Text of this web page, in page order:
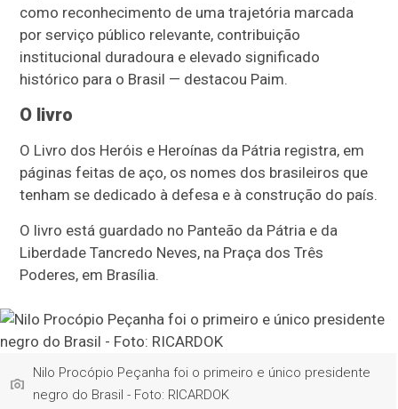
como reconhecimento de uma trajetória marcada
por serviço público relevante, contribuição
institucional duradoura e elevado significado
histórico para o Brasil — destacou Paim.
O livro
O Livro dos Heróis e Heroínas da Pátria registra, em
páginas feitas de aço, os nomes dos brasileiros que
tenham se dedicado à defesa e à construção do país.
O livro está guardado no Panteão da Pátria e da
Liberdade Tancredo Neves, na Praça dos Três
Poderes, em Brasília.
Nilo Procópio Peçanha foi o primeiro e único presidente
negro do Brasil - Foto: RICARDOK